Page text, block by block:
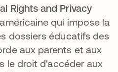
Rights and Privacy
qui impose la
dossiers éducatifs des
aux parents et aux
le droit d'accéder aux